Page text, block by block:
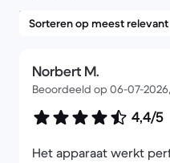
Norbert M.
Beoordeeld op 06-07-
4,4/5
Het apparaat werkt